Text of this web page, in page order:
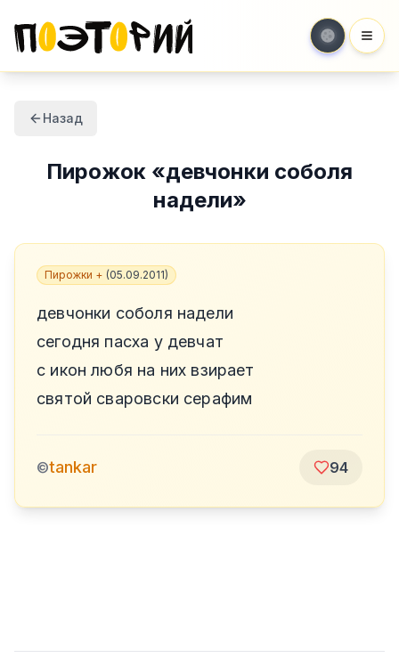
Назад
Пирожок «девчонки соболя
надели»
Пирожки + (05.09.2011)
девчонки соболя надели
сегодня пасха у девчат
с икон любя на них взирает
святой сваровски серафим
©tankar 94